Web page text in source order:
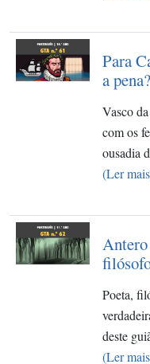
Para
a pena?
Vasco
com os
ousadia
(Ler
Antero
Poeta,
deste
(Ler